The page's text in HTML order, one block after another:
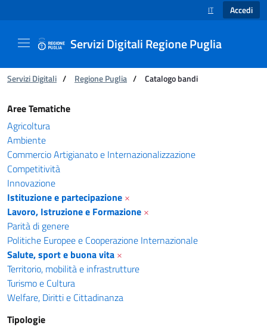
SELEZIONE
IT Accedi
Servizi Digitali Regione Puglia
Ti trovi in:
Servizi Digitali / Regione Puglia / Catalogo bandi
Catalogo bandi - Servizi Digitali Regione
Aree Tematiche
Agricoltura
Ambiente
Commercio Artigianato e Internazionalizzazione
Competitività
Innovazione
Istituzione e partecipazione ×
Lavoro, Istruzione e Formazione ×
Parità di genere
Politiche Europee e Cooperazione Internazionale
Salute, sport e buona vita ×
Territorio, mobilità e infrastrutture
Turismo e Cultura
Welfare, Diritti e Cittadinanza
Tipologie